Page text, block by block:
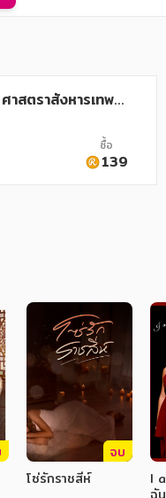
ได้กลับมายังองค์กรรักษา
นโยนในฐานะเพื่อน ทว่า
กลับมีความลับที่สำคัญปิด
าสตราสังหารเทพ เ
ซื้อ
139
จบ
โซ่รักราชสีห์
I